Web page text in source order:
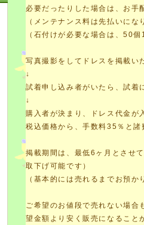
必要だったりした場合は、お手
（メンテナンス料は先払いに
（石付けが必要な場合は、50
写真撮影をしてドレスを掲載い
↓
試着申し込み者がいたら、試着
↓
購入者が決まり、ドレス代金が
税込価格から、手数料35％と
掲載期間は、最低6ヶ月とさせ
取下げ可能です）
（基本的には売れるまでお預か
ご希望のお値段で売れない場合
望金額より安く販売になること